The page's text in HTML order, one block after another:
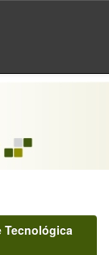
Tecnológica